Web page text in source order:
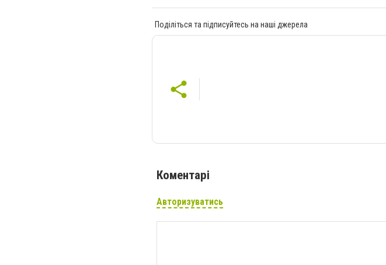
Поділіться та підписуйтесь на наші джерела
Коментарі
Авторизуватись